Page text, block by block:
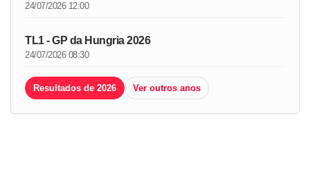
24/07/2026 12:00
TL1 - GP da Hungria 2026
24/07/2026 08:30
Resultados de 2026 Ver outros anos